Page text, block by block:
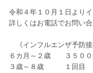
令和４年１０月１日より
詳しくはお電話でお問い合
《インフルエンザ予防接
６カ月～２歳 ３５００
３歳～８歳 １回目